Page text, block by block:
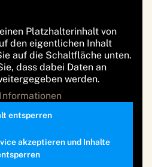
Platzhalterinhalt von
den eigentlichen Inhalt
auf die Schaltfläche unten.
dass dabei Daten an
werden.
entsperren
akzeptieren und Inhalte